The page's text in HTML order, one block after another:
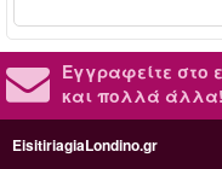
Εγγραφείτε στο
και πολλά άλλα!
EisitiriagiaLondino.gr